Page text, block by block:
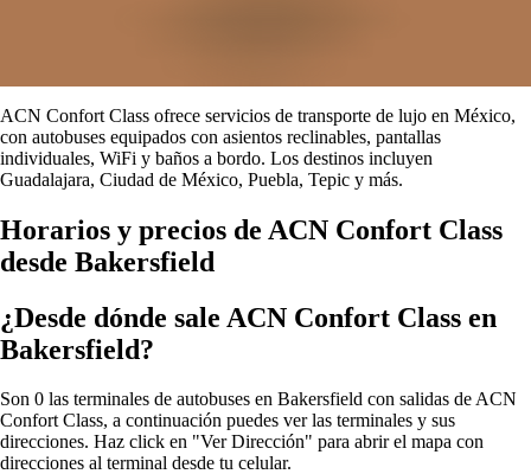
ACN Confort Class ofrece servicios de transporte de lujo en México,
con autobuses equipados con asientos reclinables, pantallas
individuales, WiFi y baños a bordo. Los destinos incluyen
Guadalajara, Ciudad de México, Puebla, Tepic y más.
Horarios y precios de ACN Confort Class
desde Bakersfield
¿Desde dónde sale ACN Confort Class en
Bakersfield?
Son 0 las terminales de autobuses en Bakersfield con salidas de ACN
Confort Class, a continuación puedes ver las terminales y sus
direcciones. Haz click en "Ver Dirección" para abrir el mapa con
direcciones al terminal desde tu celular.